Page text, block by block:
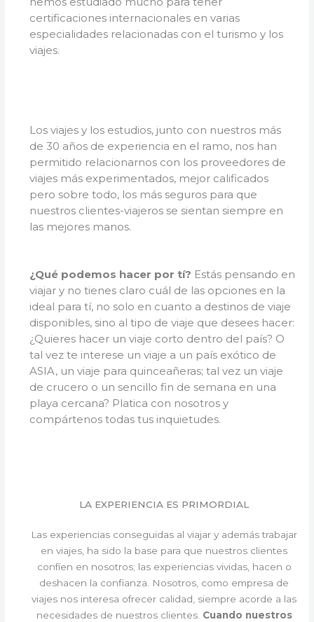
certificaciones internacionales en varias
especialidades relacionadas con el turismo y los
viajes.
Los viajes y los estudios, junto con nuestros más
de 30 años de experiencia en el ramo, nos han
permitido relacionarnos con los proveedores de
viajes más experimentados, mejor calificados
pero sobre todo, los más seguros para que
nuestros clientes-viajeros se sientan siempre en
las mejores manos.
¿Qué podemos hacer por tí? Estás pensando en
viajar y no tienes claro cuál de las opciones en la
ideal para tí, no solo en cuanto a destinos de viaje
disponibles, sino al tipo de viaje que desees hacer:
¿Quieres hacer un viaje corto dentro del país? O
tal vez te interese un viaje a un país exótico de
ASIA, un viaje para quinceañeras; tal vez un viaje
de crucero o un sencillo fin de semana en una
playa cercana? Platica con nosotros y
compártenos todas tus inquietudes.
LA EXPERIENCIA ES PRIMORDIAL
Las experiencias conseguidas al viajar y además trabajar
en viajes, ha sido la base para que nuestros clientes
confíen en nosotros; las experiencias vividas, hacen o
deshacen la confianza. Nosotros, como empresa de
viajes nos interesa ofrecer calidad, siempre acorde a las
necesidades de nuestros clientes. Cuando nuestros